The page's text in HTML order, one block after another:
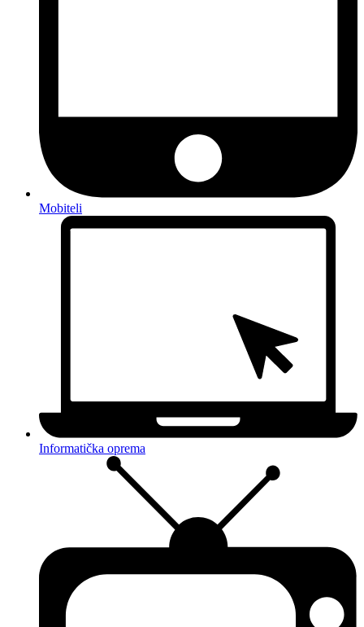
Mobiteli
Informatička oprema